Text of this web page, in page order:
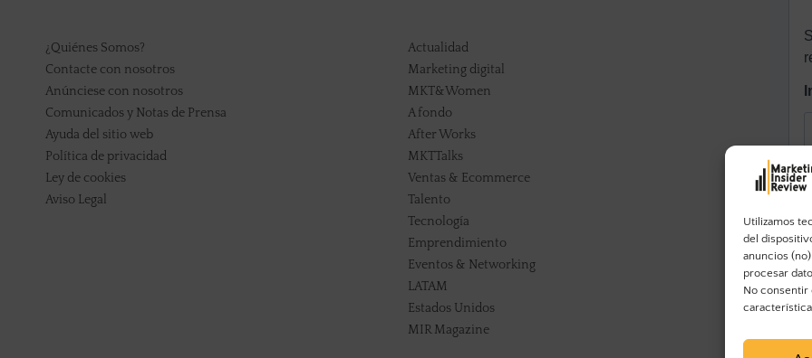
Utilizamos
del
anuncios
procesar
No consentir
¿Quiénes Somos?
Contacte con nosotros
Anúnciese con nosotros
Comunicados y Notas de Prensa
Ayuda del sitio web
Política de privacidad
Ley de cookies
Aviso Legal
Actualidad
Marketing digital
MKT&Women
A fondo
After Works
MKTTalks
Ventas & Ecommerce
Talento
Tecnología
Emprendimiento
Eventos & Networking
LATAM
Estados Unidos
MIR Magazine